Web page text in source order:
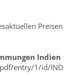
Preisen
Indien
entry/1/id/IND